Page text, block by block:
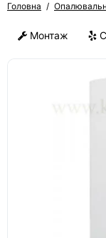
Головна
Монтаж